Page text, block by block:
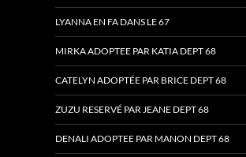
LYANNA EN FA DANS LE 67
MIRKA ADOPTEE PAR KATIA DEPT 68
CATELYN ADOPTÉE PAR BRICE DEPT 68
ZUZU RESERVÉ PAR JEANE DEPT 68
DENALI ADOPTEE PAR MANON DEPT 68